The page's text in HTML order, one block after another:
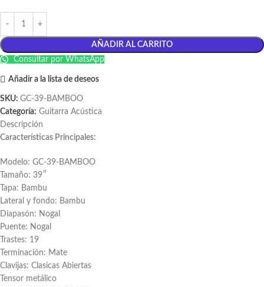
AÑADIR AL CARRITO
Consultar por WhatsApp
Añadir a la lista de deseos
SKU: GC-39-BAMBOO
Categoría: Guitarra Acústica
Descripción
Características Principales:
Modelo: GC-39-BAMBOO
Tamaño: 39″
Tapa: Bambu
Lateral y fondo: Bambu
Diapasón: Nogal
Puente: Nogal
Trastes: 19
Terminación: Mate
Clavijas: Clasicas Abiertas
Tensor metálico